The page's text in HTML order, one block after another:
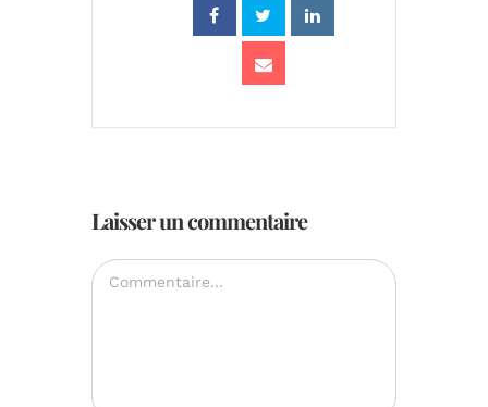
Laisser un commentaire
Commentaire